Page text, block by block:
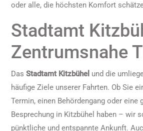
oder alle, die höchsten Komfort
Stadtamt
Zentrumsnahe
Das Stadtamt Kitzbühel und die
häufige Ziele unserer Fahrten. Ob Sie
Termin, einen Behördengang oder eine
Besprechung in Kitzbühel haben – wir
pünktliche und entspannte Ankunft.